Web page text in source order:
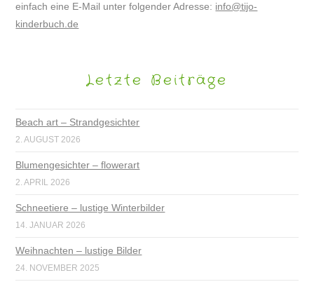
einfach eine E-Mail unter folgender Adresse: info@tijo-
kinderbuch.de
Letzte Beiträge
Beach art – Strandgesichter
2. AUGUST 2026
Blumengesichter – flowerart
2. APRIL 2026
Schneetiere – lustige Winterbilder
14. JANUAR 2026
Weihnachten – lustige Bilder
24. NOVEMBER 2025